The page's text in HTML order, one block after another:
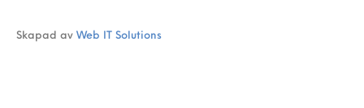
Skapad av Web IT Solutions